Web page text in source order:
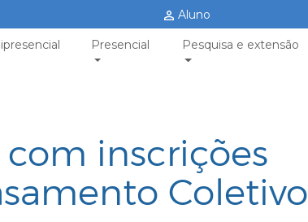
Aluno
Presencial Pesquisa e extensão
inscrições
Coletivo